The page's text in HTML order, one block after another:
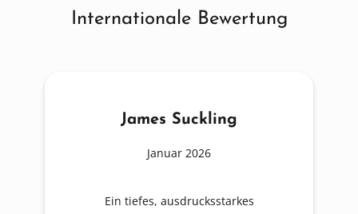
Internationale Bewertung
James Suckling
Januar 2026
Ein tiefes, ausdrucksstarkes